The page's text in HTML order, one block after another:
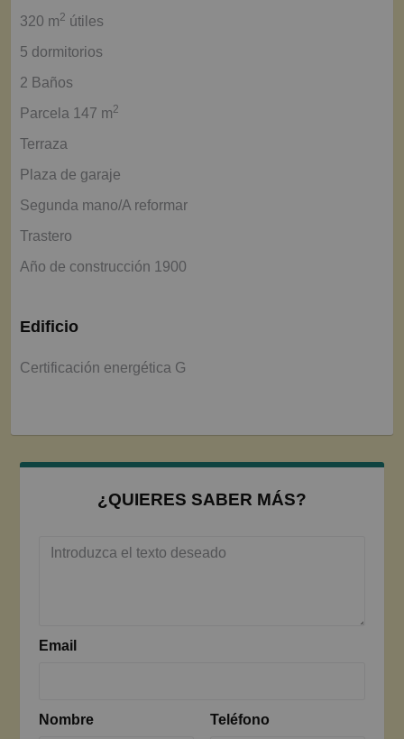
320 m2 útiles
5 dormitorios
2 Baños
Parcela 147 m2
Terraza
Plaza de garaje
Segunda mano/A reformar
Trastero
Año de construcción 1900
Edificio
Certificación energética G
¿QUIERES SABER MÁS?
Email
Nombre Teléfono